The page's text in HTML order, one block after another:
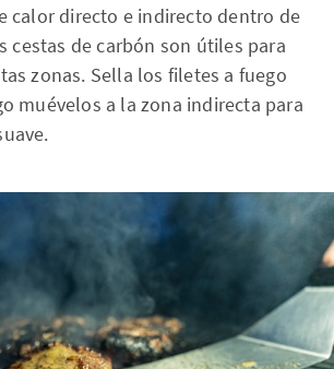
calor directo e indirecto dentro de
cestas de carbón son útiles para
zonas. Sella los filetes a fuego
muévelos a la zona indirecta para